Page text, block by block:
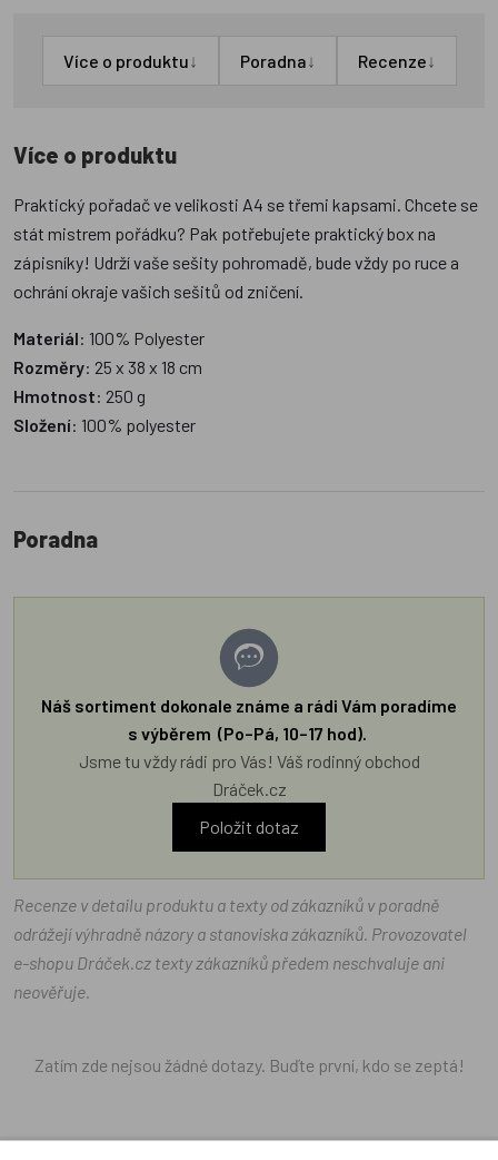
Více o produktu↓ Poradna↓ Recenze↓
Více o produktu
Praktický pořadač ve velikosti A4 se třemi kapsami. Chcete se
stát mistrem pořádku? Pak potřebujete praktický box na
zápisníky! Udrží vaše sešity pohromadě, bude vždy po ruce a
ochrání okraje vašich sešitů od zničení.
Materiál: 100% Polyester
Rozměry: 25 x 38 x 18 cm
Hmotnost: 250 g
Složení: 100% polyester
Poradna
Náš sortiment dokonale známe a rádi Vám poradíme
s výběrem (Po–Pá, 10–17 hod).
Jsme tu vždy rádi pro Vás! Váš rodinný obchod
Dráček.cz
Položit dotaz
Recenze v detailu produktu a texty od zákazníků v poradně
odrážejí výhradně názory a stanoviska zákazníků. Provozovatel
e-shopu Dráček.cz texty zákazníků předem neschvaluje ani
neověřuje.
Zatím zde nejsou žádné dotazy. Buďte první, kdo se zeptá!